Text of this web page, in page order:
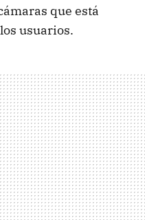
que está
usuarios.